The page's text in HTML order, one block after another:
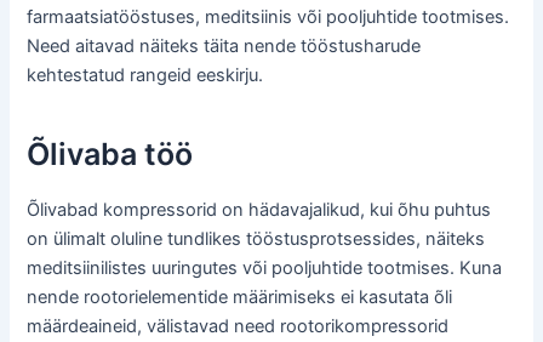
farmaatsiatööstuses, meditsiinis või pooljuhtide tootmises.
Need aitavad näiteks täita nende tööstusharude
kehtestatud rangeid eeskirju.
Õlivaba töö
Õlivabad kompressorid on hädavajalikud, kui õhu puhtus
on ülimalt oluline tundlikes tööstusprotsessides, näiteks
meditsiinilistes uuringutes või pooljuhtide tootmises. Kuna
nende rootorielementide määrimiseks ei kasutata õli
määrdeaineid, välistavad need rootorikompressorid